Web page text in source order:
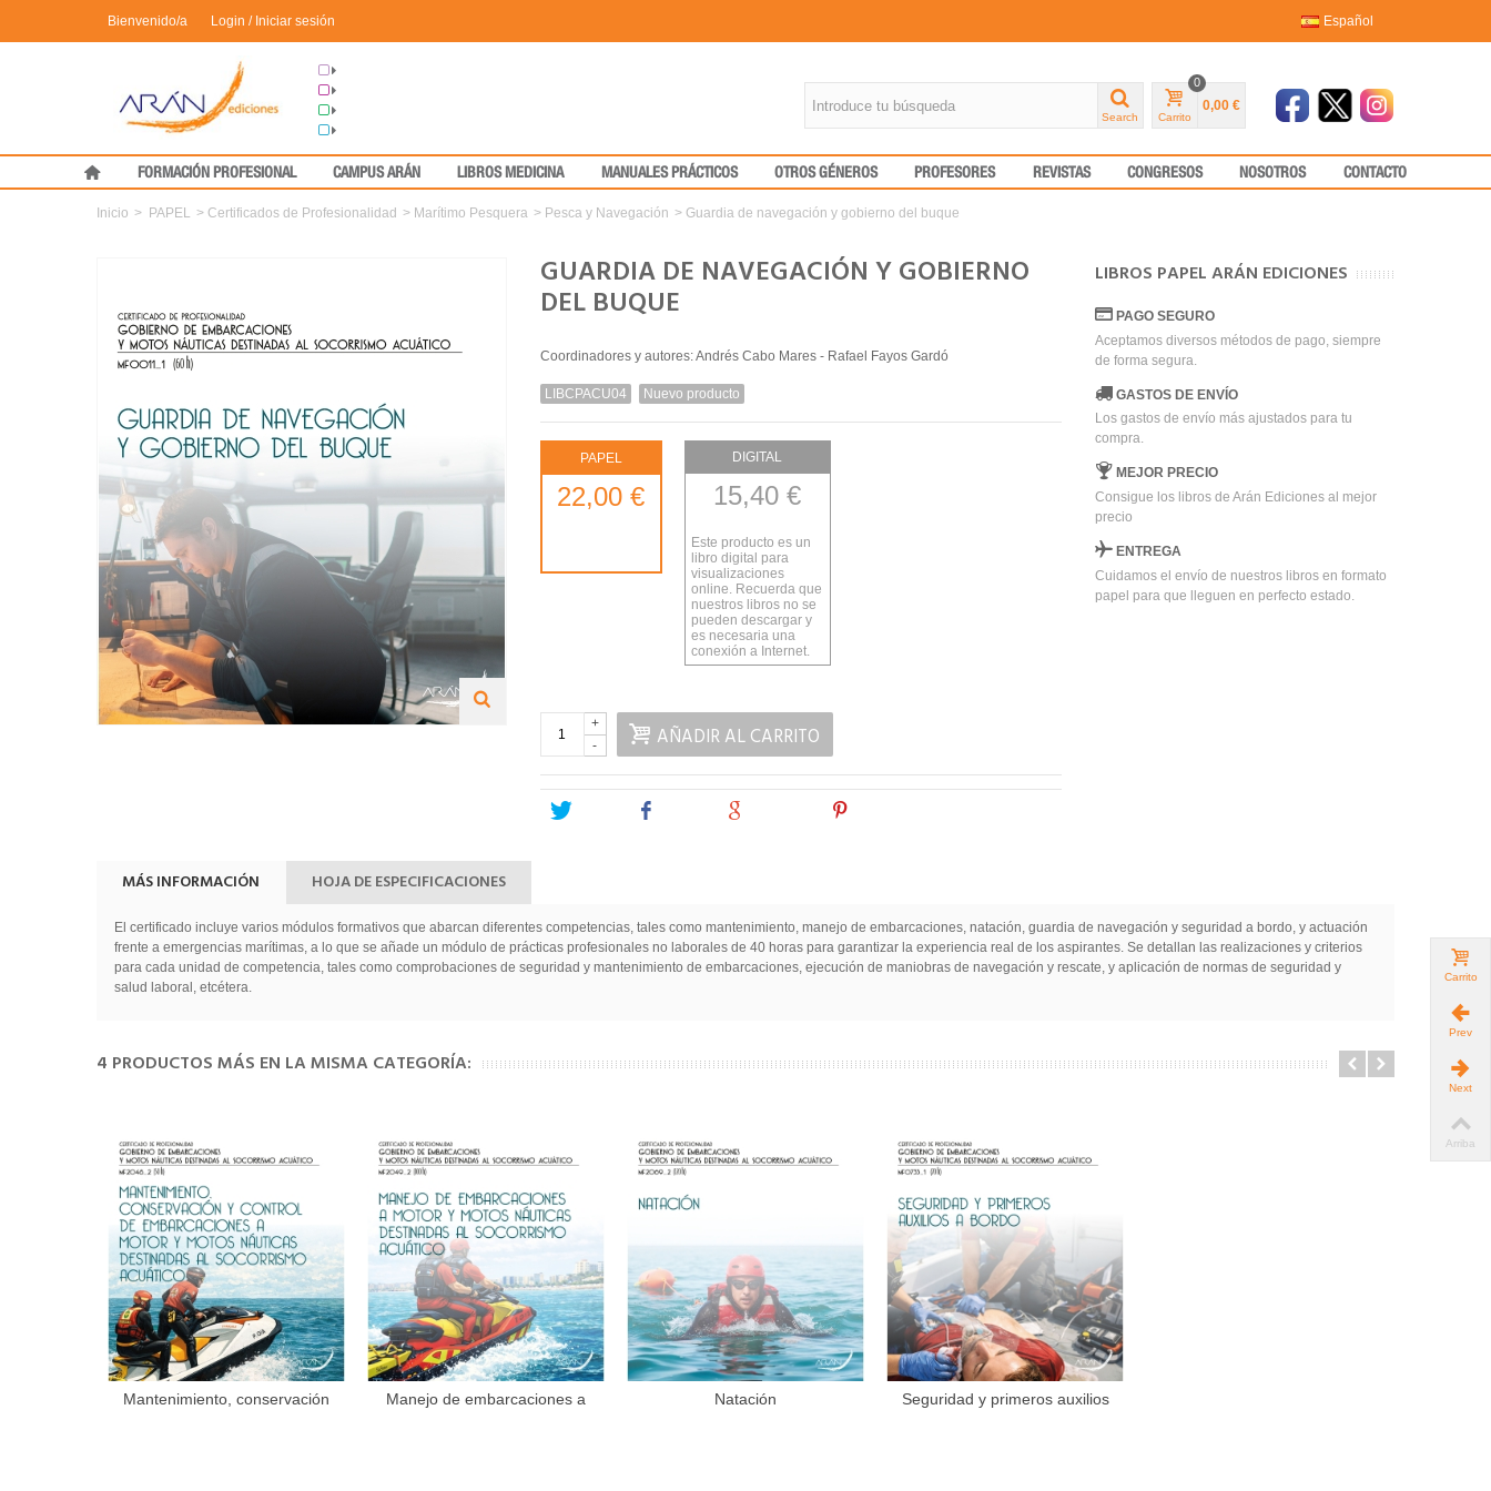
Español
Bienvenido/a Login / Iniciar sesión
Grupo Arán
Congresos
Formación
Medical Press
Search Carrito
0
0,00 €
FORMACIÓN PROFESIONAL CAMPUS ARÁN LIBROS MEDICINA MANUALES PRÁCTICOS OTROS GÉNEROS PROFESORES REVISTAS CONGRESOS NOSOTROS CONTACTO
Inicio > PAPEL > Certificados de Profesionalidad > Marítimo Pesquera > Pesca y Navegación > Guardia de navegación y gobierno del buque
GUARDIA DE NAVEGACIÓN Y GOBIERNO
DEL BUQUE
Coordinadores y autores: Andrés Cabo Mares - Rafael Fayos Gardó
LIBCPACU04 Nuevo producto
PAPEL
22,00 €
DIGITAL
15,40 €
Este producto es un
libro digital para
visualizaciones
online. Recuerda que
nuestros libros no se
pueden descargar y
es necesaria una
conexión a Internet.
-
+ AÑADIR AL CARRITO
Tweet
LIBROS PAPEL ARÁN EDICIONES
PAGO SEGURO
Aceptamos diversos métodos de pago, siempre
de forma segura.
GASTOS DE ENVÍO
Los gastos de envío más ajustados para tu
compra.
MEJOR PRECIO
Consigue los libros de Arán Ediciones al mejor
precio
ENTREGA
Cuidamos el envío de nuestros libros en formato
papel para que lleguen en perfecto estado.
MÁS INFORMACIÓN HOJA DE ESPECIFICACIONES
El certificado incluye varios módulos formativos que abarcan diferentes competencias, tales como mantenimiento, manejo de embarcaciones, natación, guardia de navegación y seguridad a bordo, y actuación
frente a emergencias marítimas, a lo que se añade un módulo de prácticas profesionales no laborales de 40 horas para garantizar la experiencia real de los aspirantes. Se detallan las realizaciones y criterios
para cada unidad de competencia, tales como comprobaciones de seguridad y mantenimiento de embarcaciones, ejecución de maniobras de navegación y rescate, y aplicación de normas de seguridad y
salud laboral, etcétera.
4 PRODUCTOS MÁS EN LA MISMA CATEGORÍA:
Añadir al carrito
Mantenimiento, conservación
Añadir al carrito
Manejo de embarcaciones a
Añadir al carrito
Natación Añadir al carrito
Seguridad y primeros auxilios
Carrito
Prev
Next
Arriba